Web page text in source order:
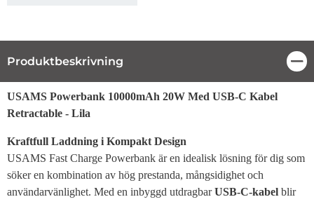
Produktbeskrivning
Produktbeskrivning
USAMS Powerbank 10000mAh 20W Med USB-C Kabel
Retractable - Lila
Kraftfull Laddning i Kompakt Design
USAMS Fast Charge Powerbank är en idealisk lösning för dig som
söker en kombination av hög prestanda, mångsidighet och
användarvänlighet. Med en inbyggd utdragbarUSB-C-kabel blir